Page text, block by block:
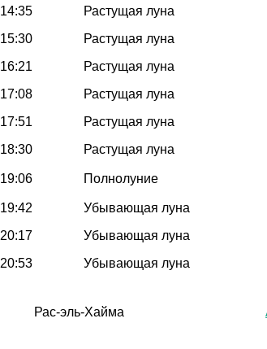
14:35 Растущая луна
15:30 Растущая луна
16:21 Растущая луна
17:08 Растущая луна
17:51 Растущая луна
18:30 Растущая луна
19:06 Полнолуние
19:42 Убывающая луна
20:17 Убывающая луна
20:53 Убывающая луна
Рас-эль-Хайма